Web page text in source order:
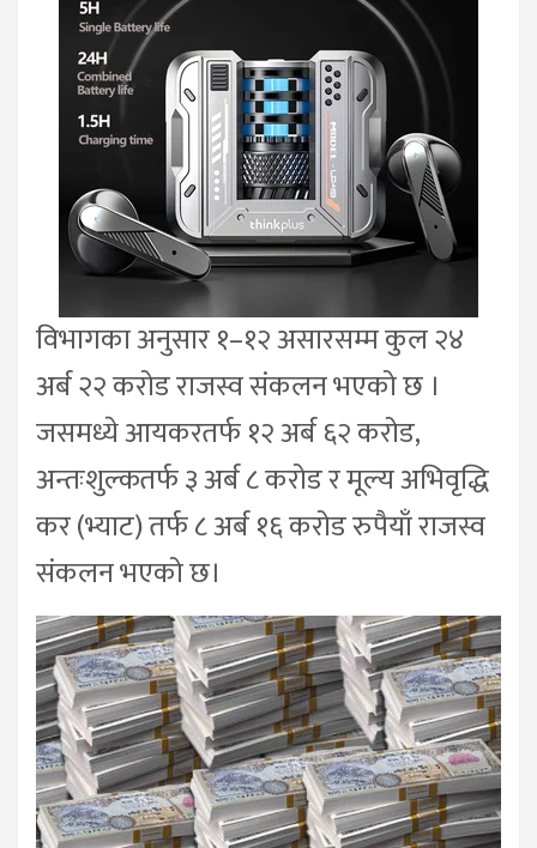
विभागका अनुसार १–१२ असारसम्म कुल २४
अर्ब २२ करोड राजस्व संकलन भएको छ ।
जसमध्ये आयकरतर्फ १२ अर्ब ६२ करोड,
अन्तःशुल्कतर्फ ३ अर्ब ८ करोड र मूल्य अभिवृद्धि
कर (भ्याट) तर्फ ८ अर्ब १६ करोड रुपैयाँ राजस्व
संकलन भएको छ।